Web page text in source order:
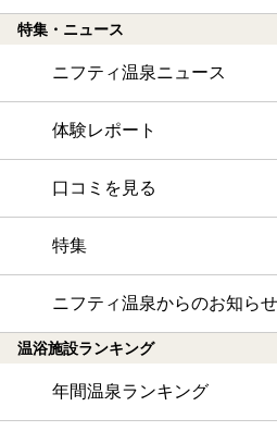
特集・ニュース
ニフティ温泉ニュース
体験レポート
口コミを見る
特集
ニフティ温泉からのお知らせ
温浴施設ランキング
年間温泉ランキング